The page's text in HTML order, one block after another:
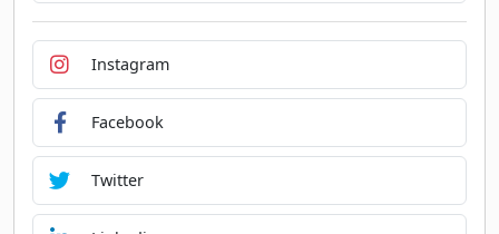
Instagram
Facebook
Twitter